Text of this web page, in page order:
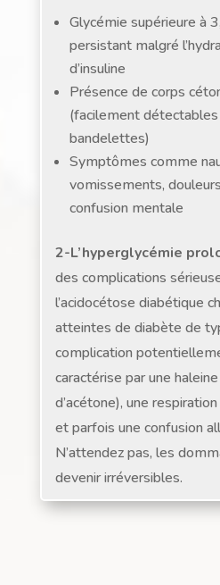
Glycémie supérieure à
persistant malgré
d’insuline
Présence de corps
(facilement
bandelettes)
Symptômes comme
vomissements,
confusion mentale
2-L’hyperglycémie
des complications
l’acidocétose diabétique
atteintes de diabète de
complication
caractérise par une
d’acétone), une
et parfois une confusion
N’attendez pas, les
devenir irréversibles.